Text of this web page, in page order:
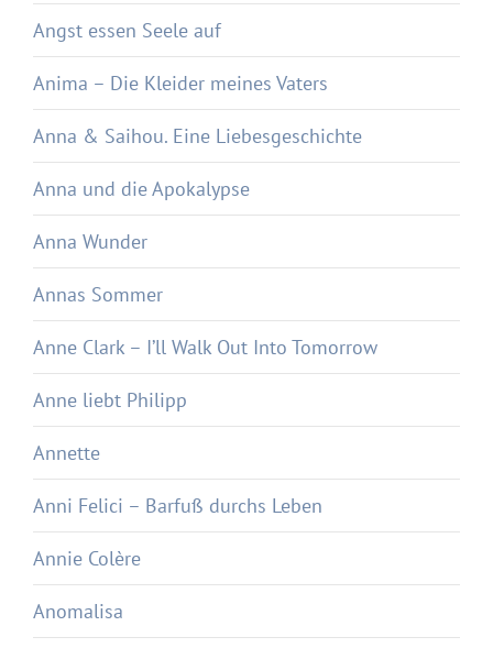
Angst essen Seele auf
Anima – Die Kleider meines Vaters
Anna & Saihou. Eine Liebesgeschichte
Anna und die Apokalypse
Anna Wunder
Annas Sommer
Anne Clark – I’ll Walk Out Into Tomorrow
Anne liebt Philipp
Annette
Anni Felici – Barfuß durchs Leben
Annie Colère
Anomalisa